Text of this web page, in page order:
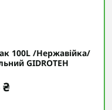
100L /Нержавійка/
GIDROTEH
₴